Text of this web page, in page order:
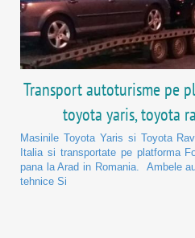
Transport autoturisme pe
toyota yaris, toyota
Masinile Toyota Yaris si Toyota
Italia si transportate pe platforma
pana la Arad in Romania. Ambele
tehnice Si